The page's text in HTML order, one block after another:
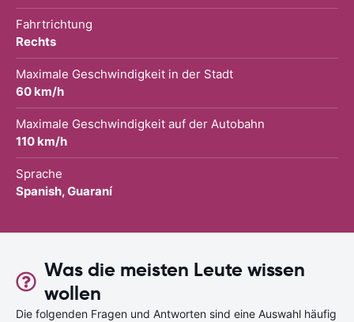
Fahrtrichtung
Rechts
Maximale Geschwindigkeit in der Stadt
60 km/h
Maximale Geschwindigkeit auf der Autobahn
110 km/h
Sprache
Spanish, Guaraní
Was die meisten Leute wissen
wollen
Die folgenden Fragen und Antworten sind eine Auswahl häufig